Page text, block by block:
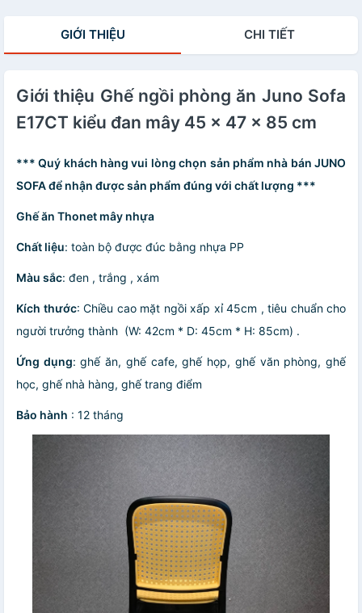
GIỚI THIỆU CHI TIẾT
Giới thiệu Ghế ngồi phòng ăn Juno Sofa
E17CT kiểu đan mây 45 x 47 x 85 cm
*** Quý khách hàng vui lòng chọn sản phẩm nhà bán JUNO
SOFA để nhận được sản phẩm đúng với chất lượng ***
Ghế ăn Thonet mây nhựa
Chất liệu: toàn bộ được đúc bằng nhựa PP
Màu sắc: đen , trắng , xám
Kích thước: Chiều cao mặt ngồi xấp xỉ 45cm , tiêu chuẩn cho
người trưởng thành (W: 42cm * D: 45cm * H: 85cm) .
Ứng dụng: ghế ăn, ghế cafe, ghế họp, ghế văn phòng, ghế
học, ghế nhà hàng, ghế trang điểm
Bảo hành : 12 tháng